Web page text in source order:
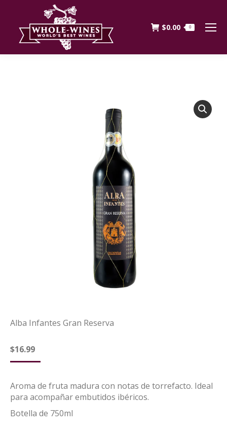
$0.00 0
Alba Infantes Gran Reserva
$16.99
Aroma de fruta madura con notas de torrefacto. Ideal
para acompañar embutidos ibéricos.
Botella de 750ml